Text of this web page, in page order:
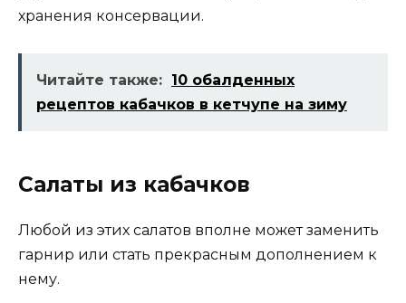
хранения консервации.
Читайте также: 10 обалденных
рецептов кабачков в кетчупе на зиму
Салаты из кабачков
Любой из этих салатов вполне может заменить
гарнир или стать прекрасным дополнением к
нему.